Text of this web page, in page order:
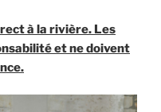
à la rivière. Les
et ne doivent